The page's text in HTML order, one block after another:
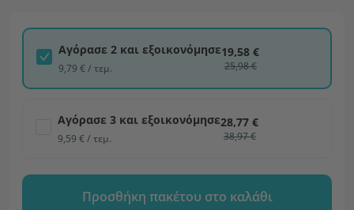
Αγόρασε 2 και εξοικονόμησε
9,79 € / τεμ.
19,58 €
25,98 €
Αγόρασε 3 και εξοικονόμησε
9,59 € / τεμ.
28,77 €
38,97 €
Προσθήκη πακέτου στο καλάθι